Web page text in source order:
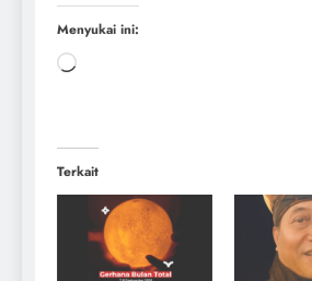
Menyukai ini:
Terkait